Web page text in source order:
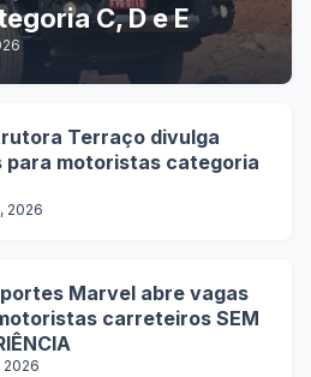
C, D e E
Terraço divulga
para motoristas categoria
2026
Marvel abre vagas
carreteiros SEM
2026